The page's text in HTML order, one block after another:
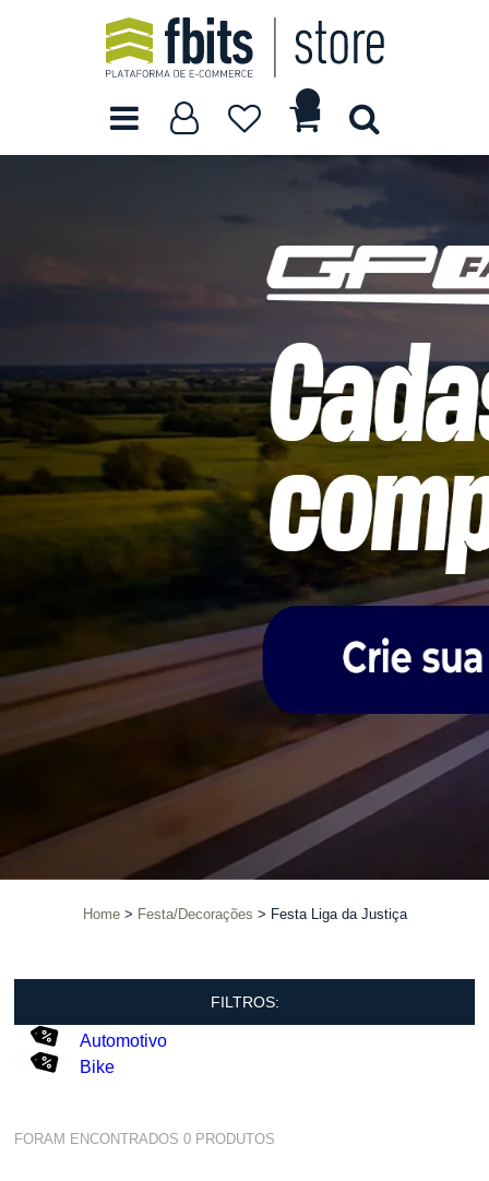
Home Festa/Decorações Festa Liga da Justiça
FILTROS:
Automotivo
Bike
FORAM ENCONTRADOS0 PRODUTOS